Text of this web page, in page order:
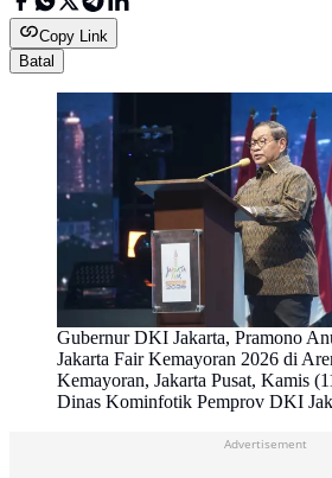
Copy Link
Batal
Gubernur DKI Jakarta, Pramono
Jakarta Fair Kemayoran 2026 di
Kemayoran, Jakarta Pusat, Kamis
Dinas Kominfotik Pemprov DKI
Advertisement